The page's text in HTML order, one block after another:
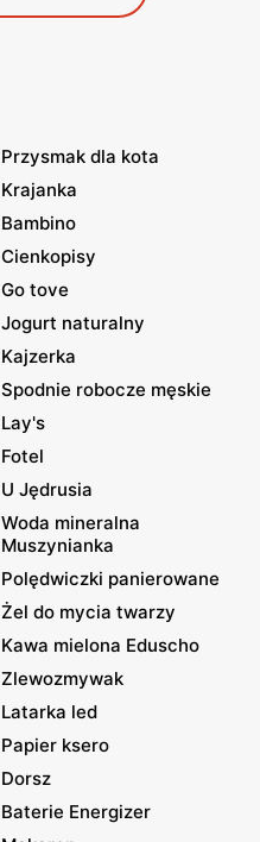
Przysmak dla kota
Krajanka
Bambino
Cienkopisy
Go tove
Jogurt naturalny
Kajzerka
Spodnie robocze męskie
Lay's
Fotel
U Jędrusia
Woda mineralna
Muszynianka
Polędwiczki panierowane
Żel do mycia twarzy
Kawa mielona Eduscho
Zlewozmywak
Latarka led
Papier ksero
Dorsz
Baterie Energizer